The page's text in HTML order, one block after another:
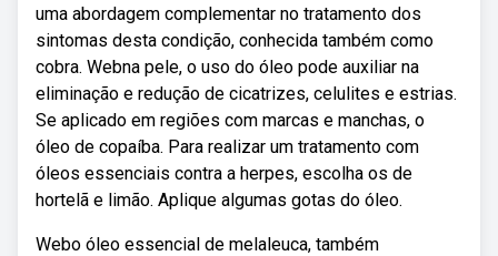
uma abordagem complementar no tratamento dos
sintomas desta condição, conhecida também como
cobra. Webna pele, o uso do óleo pode auxiliar na
eliminação e redução de cicatrizes, celulites e estrias.
Se aplicado em regiões com marcas e manchas, o
óleo de copaíba. Para realizar um tratamento com
óleos essenciais contra a herpes, escolha os de
hortelã e limão. Aplique algumas gotas do óleo.
Webo óleo essencial de melaleuca, também